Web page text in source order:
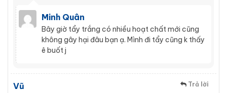
Minh Quân
Bây giờ tẩy trắng có nhiều hoạt chất mới cũng
không gây hại đâu bạn ạ. Mình đi tẩy cũng k thấy
ê buốt j
Vũ Trả lời